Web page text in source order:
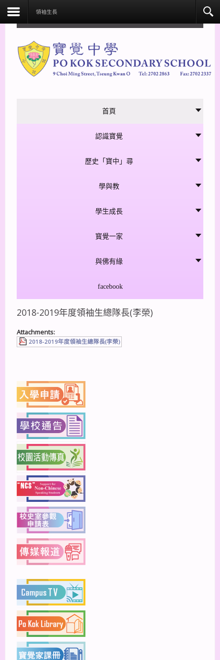
領袖生長
首頁
認識寶覺
歷史「寶中」尋
學與教
學生成長
寳覺一家
與佛有緣
facebook
2018-2019年度領袖生總隊長(李榮)
Attachments:
2018-2019年度領袖生總隊長(李榮)